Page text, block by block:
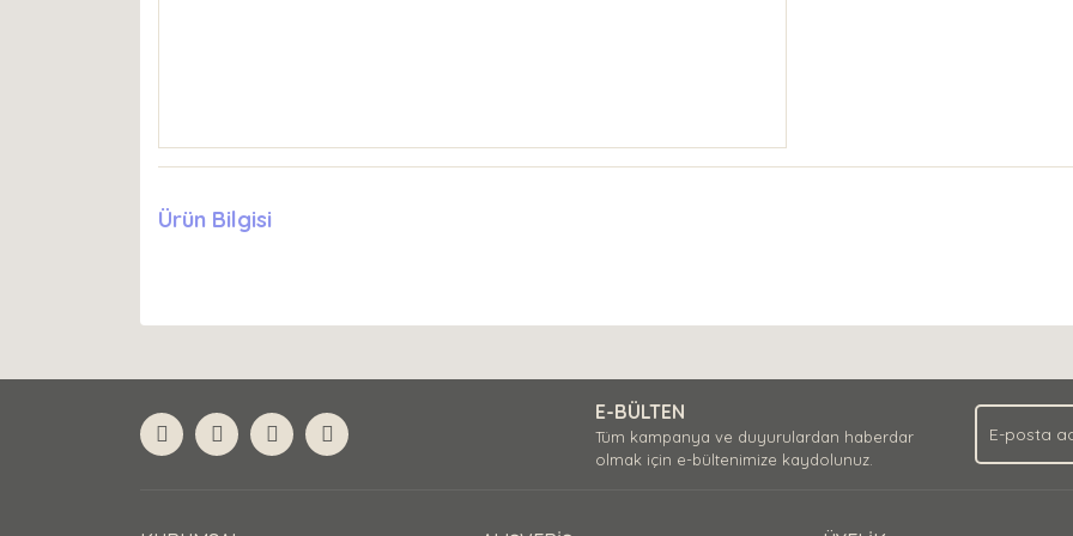
Ürün Bilgisi
E-BÜLTEN
Tüm kampanya ve duyurulardan haberdar
olmak için e-bültenimize kaydolunuz.